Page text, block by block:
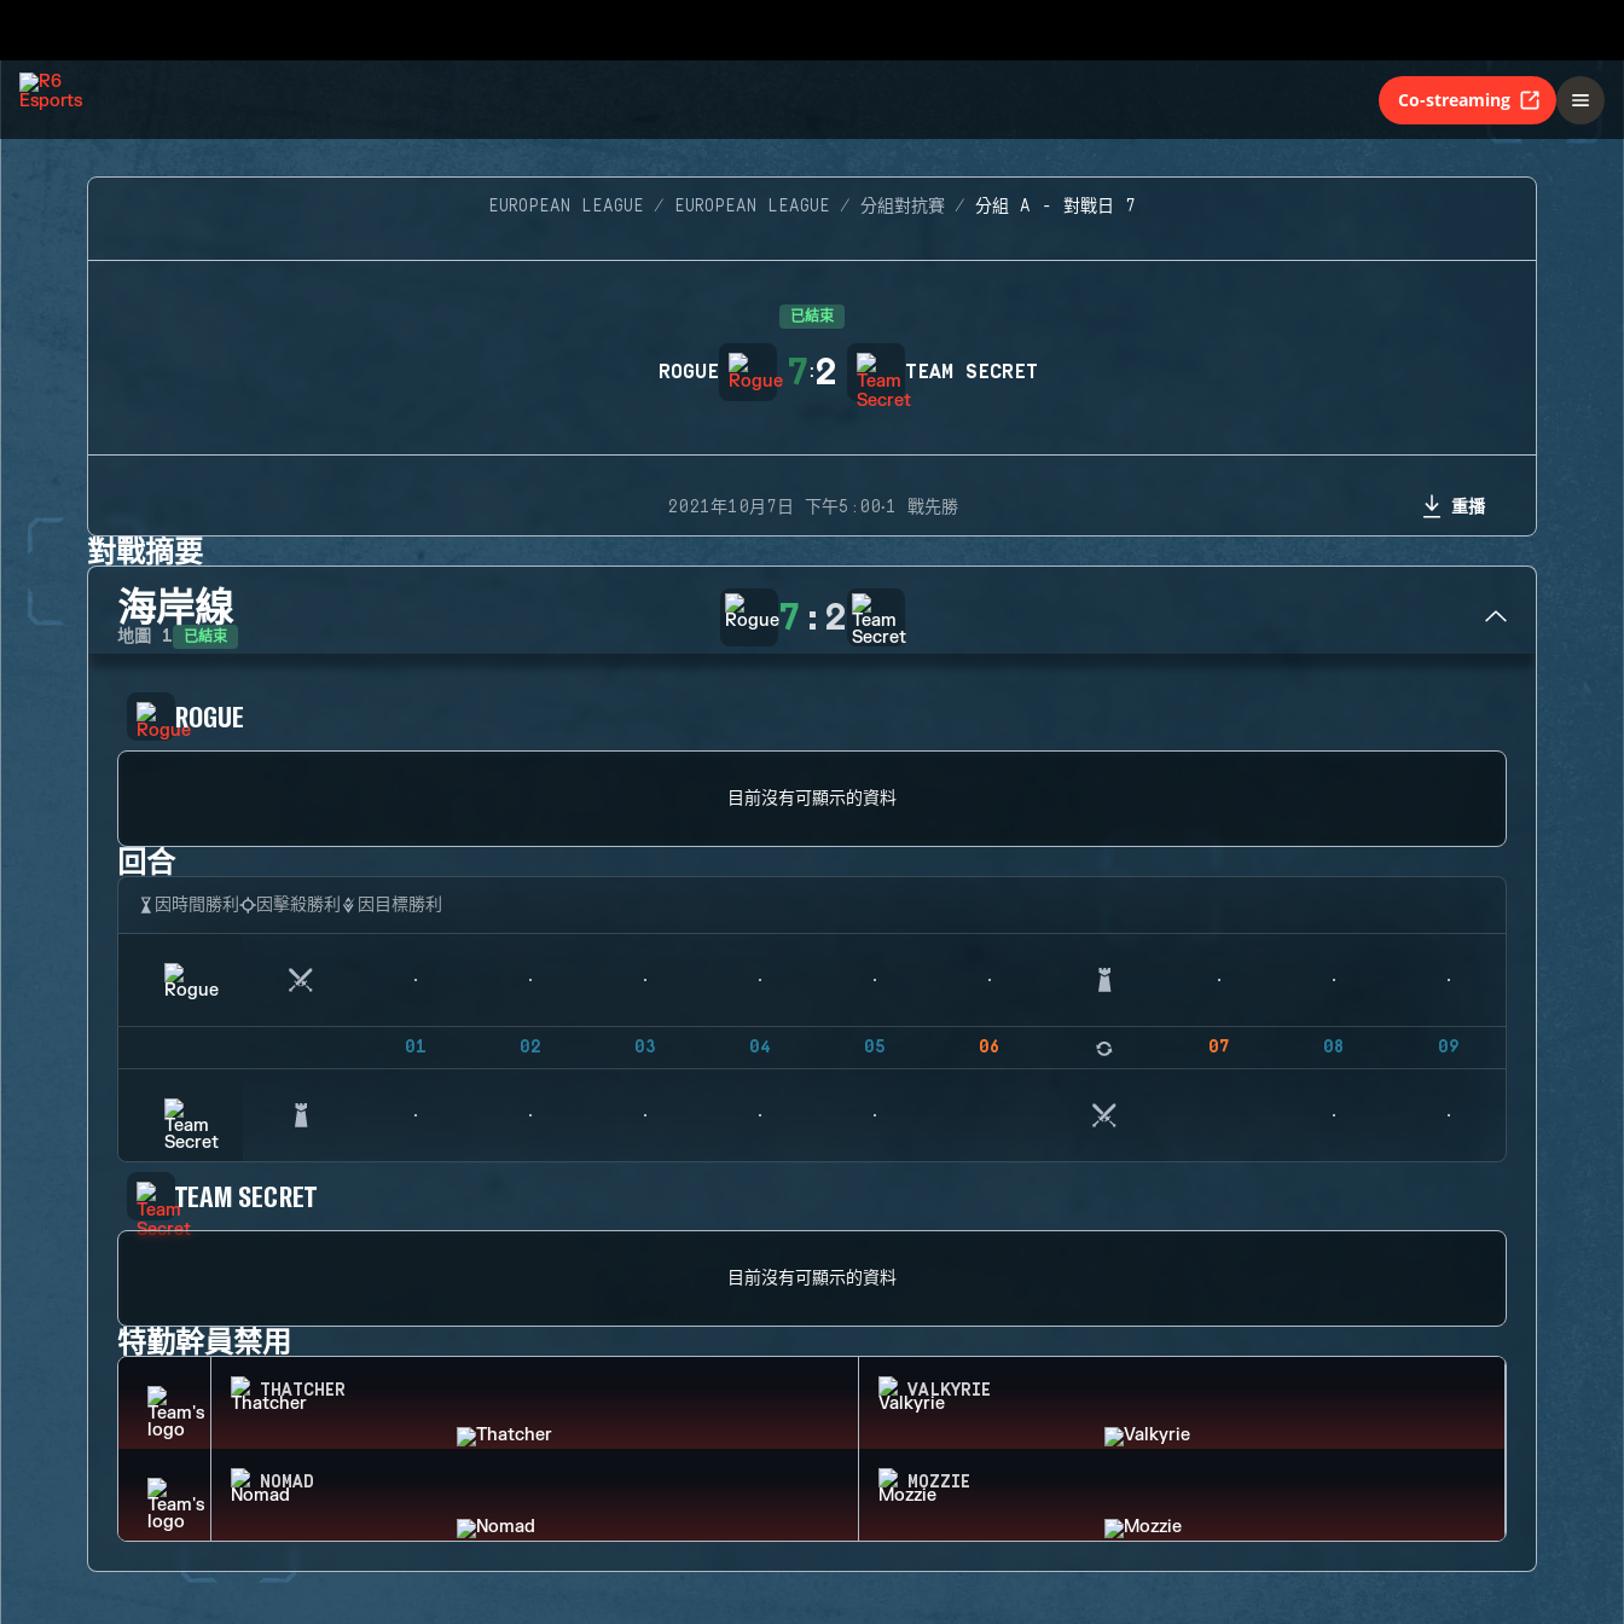
Co-streaming
EUROPEAN LEAGUE EUROPEAN LEAGUE 分組對抗賽 分組 A - 對戰日 7
已結束
ROGUE 7:2 TEAM SECRET
2021年10月7日 下午5:00·1 戰先勝 重播
對戰摘要
海岸線
地圖 1 已結束 7 : 2
ROGUE
目前沒有可顯示的資料
回合
因時間勝利 因擊殺勝利 因目標勝利
01 02 03 04 05 06 07 08 09
TEAM SECRET
目前沒有可顯示的資料
特勤幹員禁用
THATCHER VALKYRIE
NOMAD MOZZIE